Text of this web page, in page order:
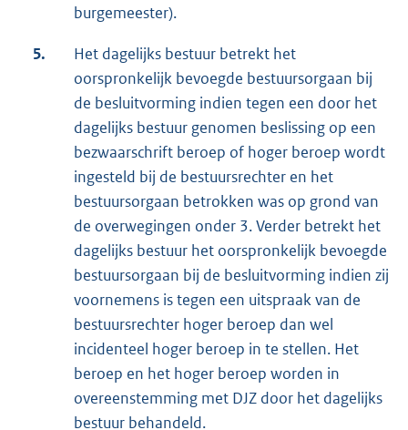
burgemeester).
5.
Het dagelijks bestuur betrekt het
oorspronkelijk bevoegde bestuursorgaan bij
de besluitvorming indien tegen een door het
dagelijks bestuur genomen beslissing op een
bezwaarschrift beroep of hoger beroep wordt
ingesteld bij de bestuursrechter en het
bestuursorgaan betrokken was op grond van
de overwegingen onder 3. Verder betrekt het
dagelijks bestuur het oorspronkelijk bevoegde
bestuursorgaan bij de besluitvorming indien zij
voornemens is tegen een uitspraak van de
bestuursrechter hoger beroep dan wel
incidenteel hoger beroep in te stellen. Het
beroep en het hoger beroep worden in
overeenstemming met DJZ door het dagelijks
bestuur behandeld.